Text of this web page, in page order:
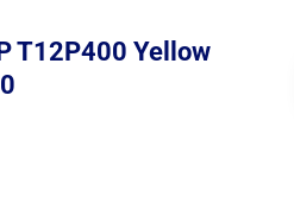
T12P400 Yellow